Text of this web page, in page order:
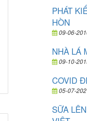
PHÁT
HÒN
09-06-
NHÀ LÁ
09-10-
COVID
05-07-
SỮA